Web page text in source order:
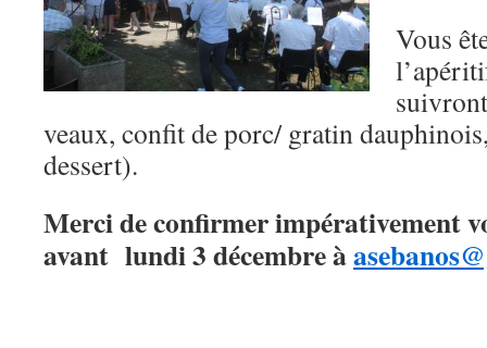
Vous
veaux, confit de porc/ gratin
dessert).
Merci de confirmer impérativement
avant lundi 3 décembre à